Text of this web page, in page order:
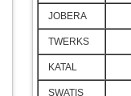
JOBERA
TWERKS
KATAL
SWATIS